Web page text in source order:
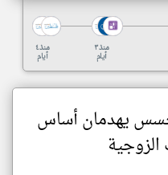
منذ ٤
أيام
منذ ٣
أيام
يهدمان أساس
الزوجية